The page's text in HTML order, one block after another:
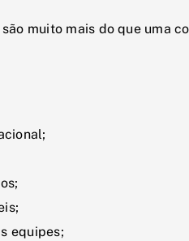
muito mais do que uma
equipes;